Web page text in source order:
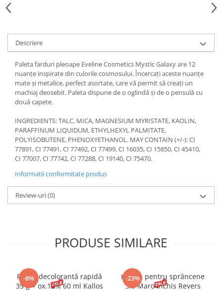
Gel fixare sprancene
Mascara (rimel) sprancene
Vopsea sprancene
Descriere
Paleta farduri pleoape Eveline Cosmetics Mystic Galaxy are 12
nuanțe inspirate din culorile cosmosului. Încercați aceste nuanțe
mate și metalice, perfect asortate, care vă permit să creați un
machiaj deosebit. Paleta dispune de o oglindă și de o pensulă cu
două capete.
INGREDIENTS: TALC, MICA, MAGNESIUM MYRISTATE, KAOLIN,
PARAFFINUM LIQUIDUM, ETHYLHEXYL PALMITATE,
POLYISOBUTENE, PHENOXYETHANOL. MAY CONTAIN (+/-): CI
77891, CI 77491, CI 77492, CI 77499, CI 16035, CI 15850, CI 45410,
CI 77007, CI 77742, CI 77288, CI 19140, CI 75470.
Informatii conformitate produs
Review-uri(0)
PRODUSE SIMILARE
-8%
Pudră decolorantă rapidă
35 g + ox.12% 60 ml Kallos
-23%
Henna pentru sprâncene
3.0 Maro Inchis Revers